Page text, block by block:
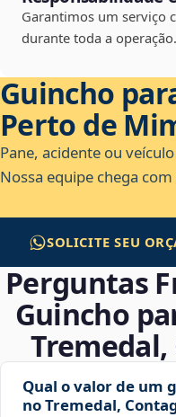
Garantimos um serviço
durante toda a operação.
Guincho
Perto de
Pane, acidente ou
Nossa equipe chega
SOLICITE SEU
Perguntas
Guincho
Tremedal,
Qual o valor de um
no Tremedal,